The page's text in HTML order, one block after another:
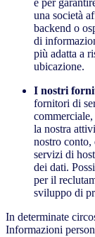
e per
una società
backend o
di
più adatta a
ubicazione.
I nostri
fornitori di
la nostra
nostro conto,
servizi di
dei dati.
per il
sviluppo di
In determinate
Informazioni